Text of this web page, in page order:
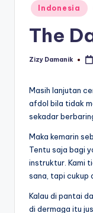
Posted
in
Indonesia
The
Posted
Zizy Damanik
Masih lanjutan
afdol bila tidak
sekadar
Maka kemarin
Tentu saja bagi
instruktur. Kami
sana, tapi cukup
Kalau di pantai
di dermaga itu